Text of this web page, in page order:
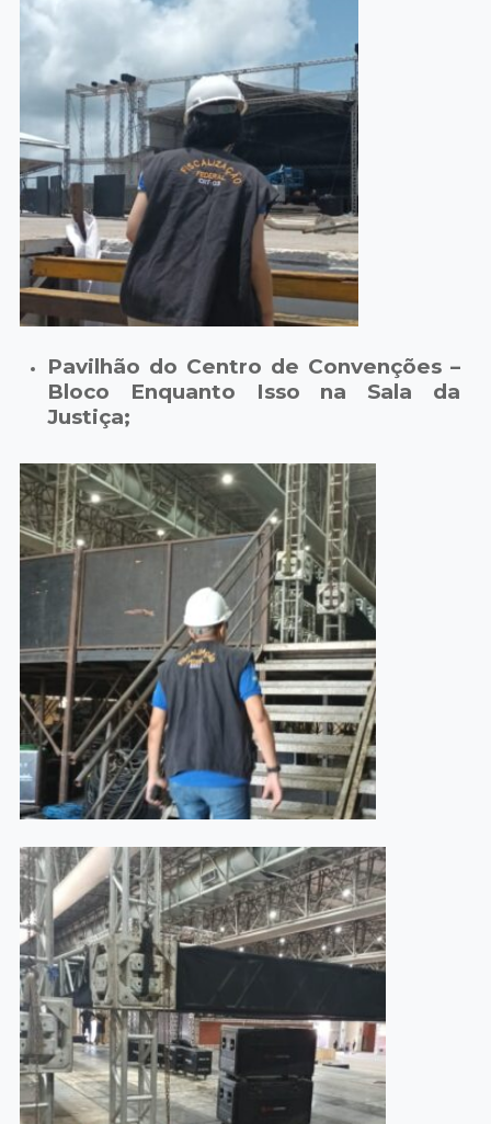
Pavilhão do Centro de Convenções –
Bloco Enquanto Isso na Sala da
Justiça;